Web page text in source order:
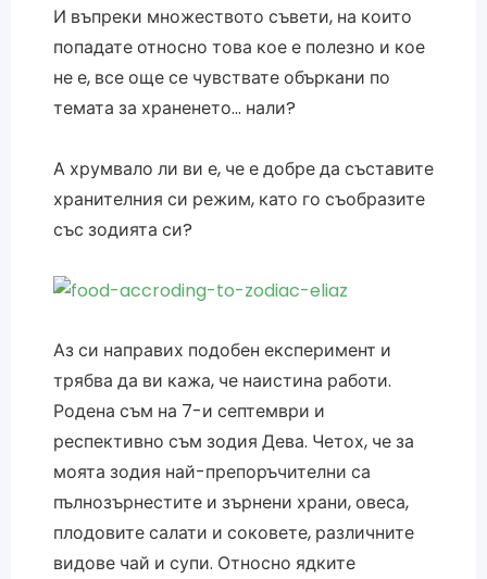
И въпреки множеството съвети, на които
попадате относно това кое е полезно и кое
не е, все още се чувствате объркани по
темата за храненето… нали?
А хрумвало ли ви е, че е добре да съставите
хранителния си режим, като го съобразите
със зодията си?
Аз си направих подобен експеримент и
трябва да ви кажа, че наистина работи.
Родена съм на 7-и септември и
респективно съм зодия Дева. Четох, че за
моята зодия най-препоръчителни са
пълнозърнестите и зърнени храни, овеса,
плодовите салати и соковете, различните
видове чай и супи. Относно ядките